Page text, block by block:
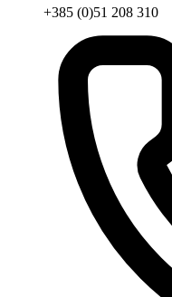
+385 (0)51 208 310